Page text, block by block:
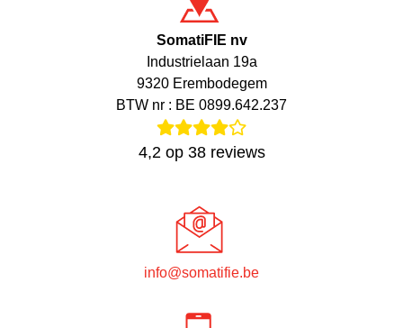
SomatiFIE nv
Industrielaan 19a
9320 Erembodegem
BTW nr : BE 0899.642.237
4,2 op 38reviews
info@somatifie.be